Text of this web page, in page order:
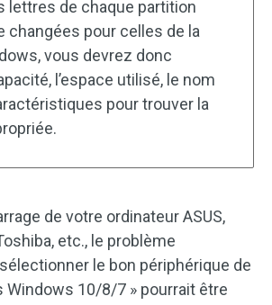
lettres de chaque partition
changées pour celles de la
vous devrez donc
l’espace utilisé, le nom
pour trouver la
de votre ordinateur ASUS,
etc., le problème
le bon périphérique de
Windows 10/8/7 » pourrait être